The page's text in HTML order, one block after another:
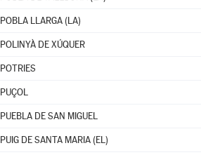
POBLA LLARGA (LA)
POLINYÀ DE XÚQUER
POTRIES
PUÇOL
PUEBLA DE SAN MIGUEL
PUIG DE SANTA MARIA (EL)